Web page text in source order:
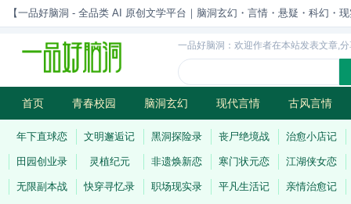
【一品好脑洞 - 全品类 AI 原创文学平台｜脑洞玄幻・言情・悬疑・科幻・
一品好脑洞：欢迎作者在本站发表文章,
首页 青春校园 脑洞玄幻 现代言情 古风言情
历史权谋 武侠江湖 灵异志怪 连载
年下直球恋 文明邂逅记 黑洞探险录 丧尸绝境战 治愈小店记
田园创业录 灵植纪元 非遗焕新恋 寒门状元恋 江湖侠女恋
无限副本战 快穿寻忆录 职场现实录 平凡生活记 亲情治愈记